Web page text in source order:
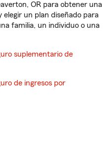
OR para obtener una
elegir un plan diseñado para
familia, un individuo o una
suplementario de
de ingresos por